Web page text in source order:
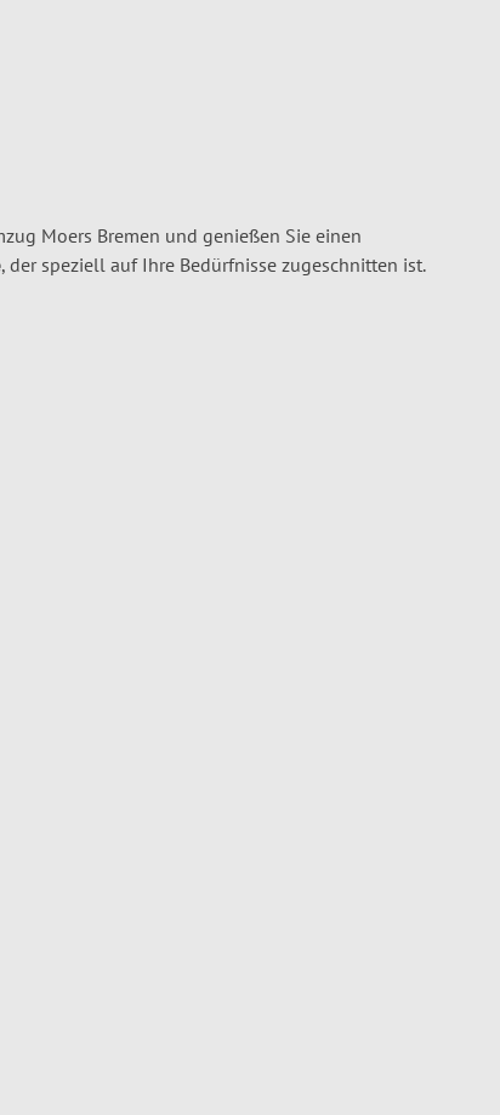
Moers Bremen und genießen Sie einen
, der speziell auf Ihre Bedürfnisse zugeschnitten ist.